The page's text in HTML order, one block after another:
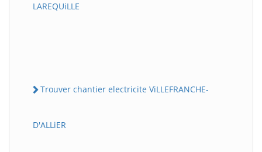
LAREQUiLLE
Trouver chantier electricite ViLLEFRANCHE-
D'ALLiER